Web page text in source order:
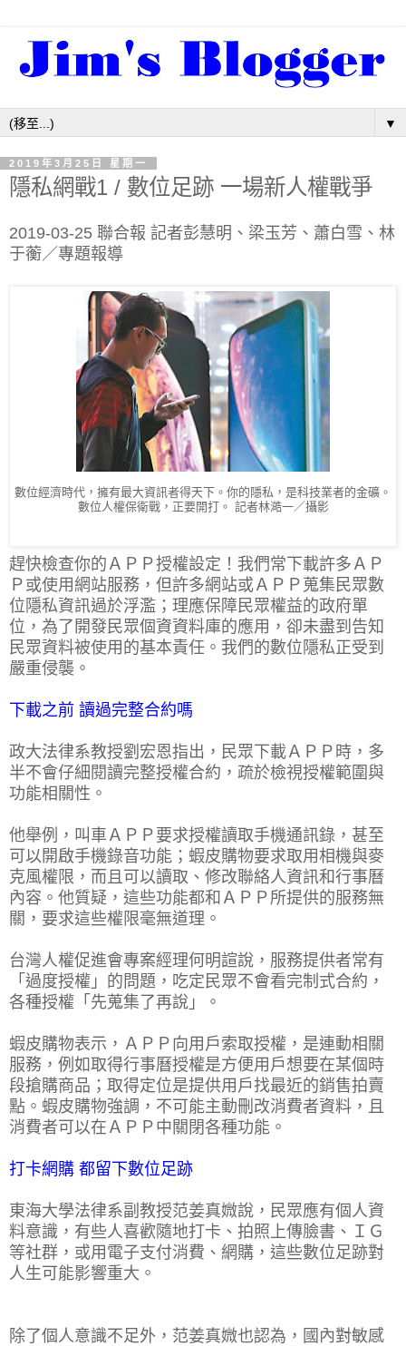
▼
2019年3月25日 星期一
隱私網戰1 / 數位足跡 一場新人權戰爭
2019-03-25 聯合報 記者彭慧明、梁玉芳、蕭白雪、林
于蘅／專題報導
數位經濟時代，擁有最大資訊者得天下。你的隱私，是科技業者的金礦。
數位人權保衛戰，正要開打。 記者林澔一／攝影
趕快檢查你的ＡＰＰ授權設定！我們常下載許多ＡＰ
Ｐ或使用網站服務，但許多網站或ＡＰＰ蒐集民眾數
位隱私資訊過於浮濫；理應保障民眾權益的政府單
位，為了開發民眾個資資料庫的應用，卻未盡到告知
民眾資料被使用的基本責任。我們的數位隱私正受到
嚴重侵襲。
下載之前 讀過完整合約嗎
政大法律系教授劉宏恩指出，民眾下載ＡＰＰ時，多
半不會仔細閱讀完整授權合約，疏於檢視授權範圍與
功能相關性。
他舉例，叫車ＡＰＰ要求授權讀取手機通訊錄，甚至
可以開啟手機錄音功能；蝦皮購物要求取用相機與麥
克風權限，而且可以讀取、修改聯絡人資訊和行事曆
內容。他質疑，這些功能都和ＡＰＰ所提供的服務無
關，要求這些權限毫無道理。
台灣人權促進會專案經理何明諠說，服務提供者常有
「過度授權」的問題，吃定民眾不會看完制式合約，
各種授權「先蒐集了再說」。
蝦皮購物表示，ＡＰＰ向用戶索取授權，是連動相關
服務，例如取得行事曆授權是方便用戶想要在某個時
段搶購商品；取得定位是提供用戶找最近的銷售拍賣
點。蝦皮購物強調，不可能主動刪改消費者資料，且
消費者可以在ＡＰＰ中關閉各種功能。
打卡網購 都留下數位足跡
東海大學法律系副教授范姜真媺說，民眾應有個人資
料意識，有些人喜歡隨地打卡、拍照上傳臉書、ＩＧ
等社群，或用電子支付消費、網購，這些數位足跡對
人生可能影響重大。
除了個人意識不足外，范姜真媺也認為，國內對敏感